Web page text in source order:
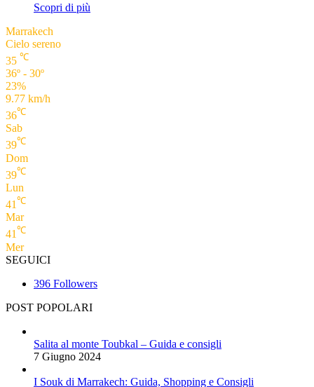
Scopri di più
Marrakech
Cielo sereno
35 ℃
36º - 30º
23%
9.77 km/h
36℃
Sab
39℃
Dom
39℃
Lun
41 ℃
Mar
41℃
Mer
SEGUICI
396 Followers
POST POPOLARI
Salita al monte Toubkal – Guida e consigli
7 Giugno 2024
I Souk di Marrakech: Guida, Shopping e Consigli